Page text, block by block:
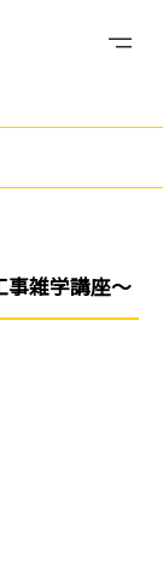
事雑学講座～